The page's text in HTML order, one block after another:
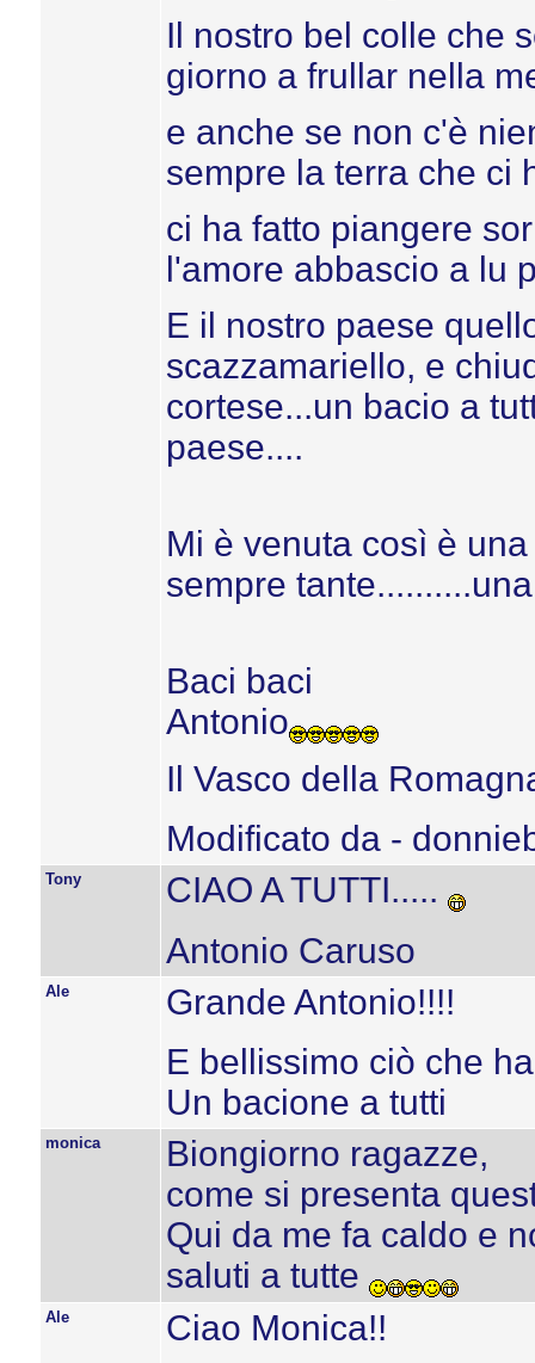
Il nostro bel colle che
giorno a frullar nella
e anche se non c'è
sempre la terra che ci
ci ha fatto piangere
l'amore abbascio a lu
E il nostro paese
scazzamariello, e
cortese...un bacio a
paese....
Mi è venuta così è
sempre
Baci baci
Antonio
Il Vasco della
Modificato da -
Tony
CIAO A TUTTI.....
Antonio Caruso
Ale
Grande Antonio!!!!
E bellissimo ciò che
Un bacione a tutti
monica
Biongiorno ragazze,
come si presenta
Qui da me fa caldo e
saluti a tutte
Ale
Ciao Monica!!